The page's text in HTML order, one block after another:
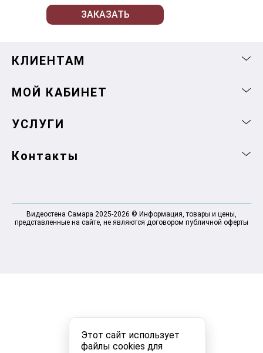
Этот сайт использует
файлы cookies для
ЗАКАЗАТЬ
КЛИЕНТАМ
МОЙ КАБИНЕТ
УСЛУГИ
Контакты
Видеостена Самара 2025-2026 © Информация, товары и цены,
представленные на сайте, не являются договором публичной оферты